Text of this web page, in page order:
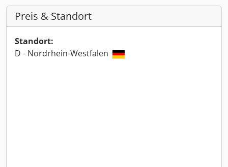
Preis & Standort
Standort:
D - Nordrhein-Westfalen